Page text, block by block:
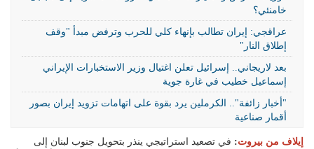
خامنئي؟
عراقجي: إيران تطالب بإنهاء كلي للحرب وترفض مبدأ "وقف
إطلاق النار"
بعد لاريجاني.. إسرائيل تعلن اغتيال وزير الاستخبارات الإيراني
إسماعيل خطيب في غارة جوية
"أخبار زائفة".. الكرملين يرد بقوة على اتهامات تزويد إيران بصور
أقمار صناعية
إيلاف من بيروت: في تصعيد استراتيجي ينذر بتحويل جنوب لبنان إلى